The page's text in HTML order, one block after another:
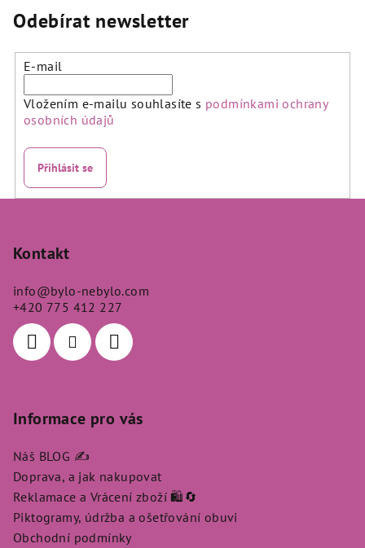
Odebírat newsletter
E-mail
Vložením e-mailu souhlasíte s podmínkami ochrany
osobních údajů
Přihlásit se
Kontakt
info@bylo-nebylo.com
+420 775 412 227
Informace pro vás
Náš BLOG ✍️
Doprava, a jak nakupovat
Reklamace a Vrácení zboží 🛍️🔄
Piktogramy, údržba a ošetřování obuvi
Obchodní podmínky